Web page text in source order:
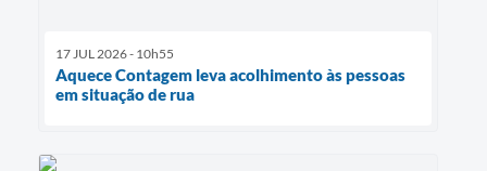
17 JUL 2026 - 10h55
Aquece Contagem leva acolhimento às pessoas
em situação de rua